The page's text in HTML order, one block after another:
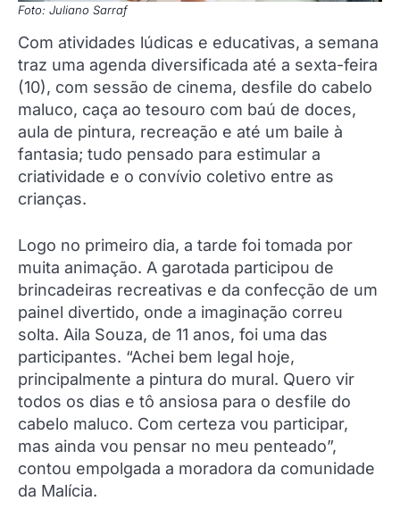
Foto: Juliano Sarraf
Com atividades lúdicas e educativas, a semana
traz uma agenda diversificada até a sexta-feira
(10), com sessão de cinema, desfile do cabelo
maluco, caça ao tesouro com baú de doces,
aula de pintura, recreação e até um baile à
fantasia; tudo pensado para estimular a
criatividade e o convívio coletivo entre as
crianças.
Logo no primeiro dia, a tarde foi tomada por
muita animação. A garotada participou de
brincadeiras recreativas e da confecção de um
painel divertido, onde a imaginação correu
solta. Aila Souza, de 11 anos, foi uma das
participantes. “Achei bem legal hoje,
principalmente a pintura do mural. Quero vir
todos os dias e tô ansiosa para o desfile do
cabelo maluco. Com certeza vou participar,
mas ainda vou pensar no meu penteado”,
contou empolgada a moradora da comunidade
da Malícia.